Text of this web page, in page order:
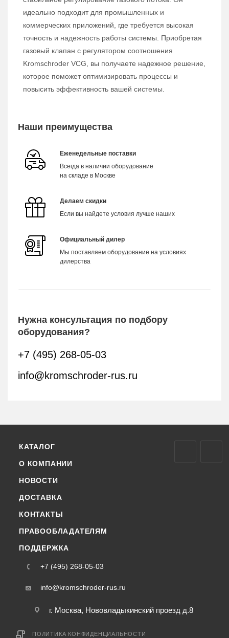
идеально подходит для промышленных и
коммерческих приложений, где требуется высокая
точность и надежность работы системы. Приобретая
газовый клапан с регулятором соотношения
Kromschroder VCG, вы получаете надежное решение,
которое поможет оптимизировать процессы и
повысить эффективность вашей системы.
Наши преимущества
Еженедельные поставки
Всегда в наличии оборудование
на складе в Москве
Делаем скидки
Если вы найдете условия лучше наших
Официальный дилер
Мы поставляем оборудование на условиях
дилерства
Нужна консультация по подбору
оборудования?
+7 (495) 268-05-03
info@kromschroder-rus.ru
КАТАЛОГ
О КОМПАНИИ
НОВОСТИ
ДОСТАВКА
КОНТАКТЫ
ПРАВООБЛАДАТЕЛЯМ
ПОДДЕРЖКА
+7 (495) 268-05-03
info@kromschroder-rus.ru
г. Москва, Нововладыкинский проезд д.8
ПОЛИТИКА КОНФИДЕНЦИАЛЬНОСТИ